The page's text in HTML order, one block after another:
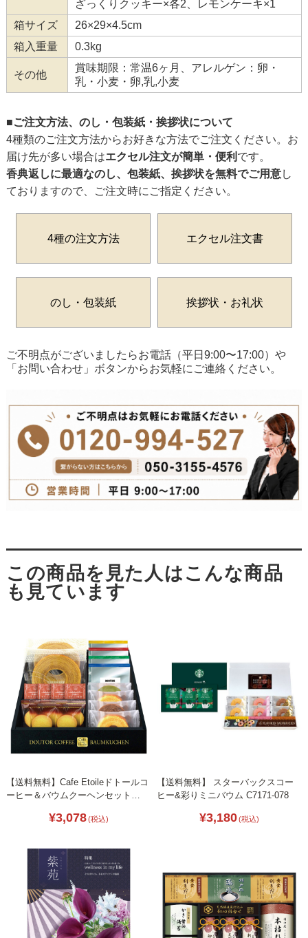
ざっくりクッキー×各2、レモンケーキ×1
箱サイズ
26×29×4.5cm
箱入重量
0.3kg
その他
賞味期限：常温6ヶ月、アレルゲン：卵・
乳・小麦・卵,乳,小麦
■ご注文方法、のし・包装紙・挨拶状について
4種類のご注文方法からお好きな方法でご注文ください。お
届け先が多い場合はエクセル注文が簡単・便利 です。
香典返しに最適なのし、包装紙、挨拶状を無料でご用意し
ておりますので、ご注文時にご指定ください。
4種の注文方法 エクセル注文書
のし・包装紙 挨拶状・お礼状
ご不明点がございましたらお電話（平日9:00〜17:00）や
「お問い合わせ」ボタンからお気軽にご連絡ください。
【送料無料】Cafe Etoileドトールコ
ーヒー＆バウムクーヘンセット
¥3,078(税込)
【送料無料】 スターバックスコー
ヒー&彩りミニバウム C7171-078
¥3,180(税込)